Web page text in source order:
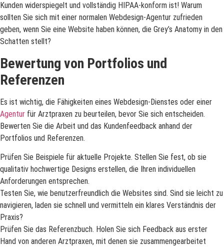
Kunden widerspiegelt und vollständig HIPAA-konform ist! Warum
sollten Sie sich mit einer normalen Webdesign-Agentur zufrieden
geben, wenn Sie eine Website haben können, die Grey’s Anatomy in den
Schatten stellt?
Bewertung von Portfolios und
Referenzen
Es ist wichtig, die Fähigkeiten eines Webdesign-Dienstes oder einer
Agentur für Arztpraxen zu beurteilen, bevor Sie sich entscheiden.
Bewerten Sie die Arbeit und das Kundenfeedback anhand der
Portfolios und Referenzen.
Prüfen Sie Beispiele für aktuelle Projekte. Stellen Sie fest, ob sie
qualitativ hochwertige Designs erstellen, die Ihren individuellen
Anforderungen entsprechen.
Testen Sie, wie benutzerfreundlich die Websites sind. Sind sie leicht zu
navigieren, laden sie schnell und vermitteln ein klares Verständnis der
Praxis?
Prüfen Sie das Referenzbuch. Holen Sie sich Feedback aus erster
Hand von anderen Arztpraxen, mit denen sie zusammengearbeitet